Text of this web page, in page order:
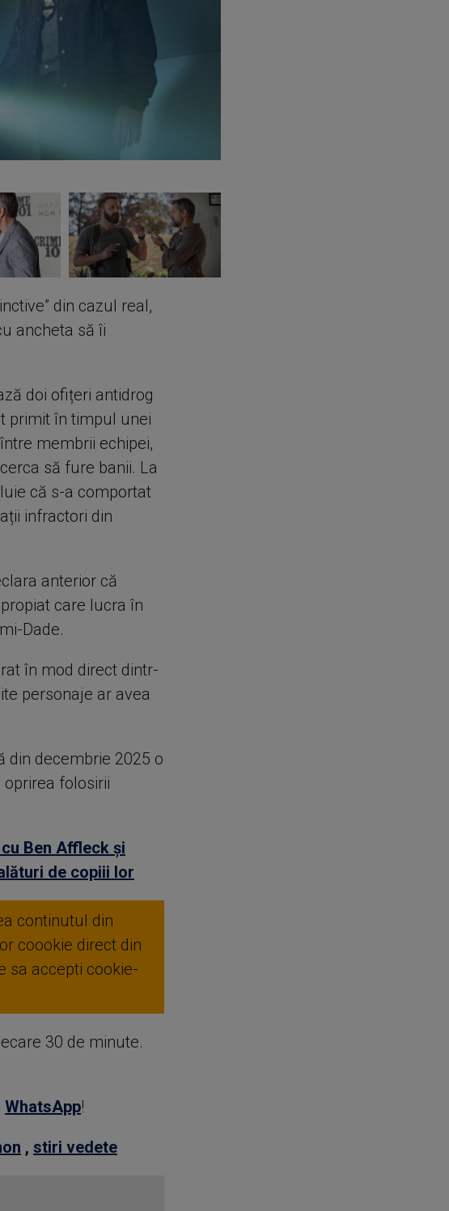
din cazul real,
ancheta să îi
doi ofițeri antidrog
primit în timpul unei
membrii echipei,
să fure banii. La
că s-a comportat
infractori din
anterior că
care lucra în
Dade.
în mod direct dintr-
personaje ar avea
din decembrie 2025 o
folosirii
Ben Affleck și
de copiii lor
continutul din
coookie direct din
sa accepti cookie-
30 de minute.
WhatsApp!
, stiri vedete